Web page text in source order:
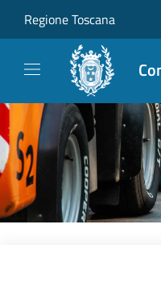
Regione Toscana